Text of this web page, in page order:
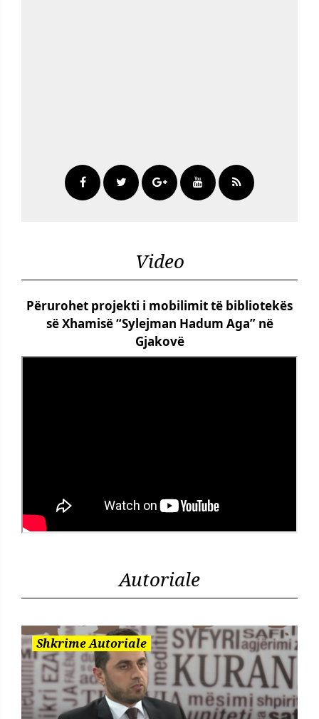
Video
Përurohet projekti i mobilimit të bibliotekës
së Xhamisë “Sylejman Hadum Aga” në
Gjakovë
Autoriale
Shkrime Autoriale